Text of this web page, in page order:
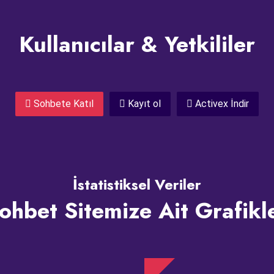
Kullanıcılar & Yetkililer
Sohbete Katıl Kayıt ol Activex İndir
İstatistiksel Veriler
Sitemize Ait